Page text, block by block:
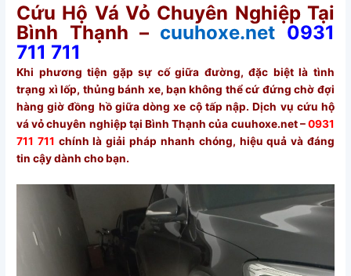
Cứu Hộ Vá Vỏ Chuyên Nghiệp Tại
Bình Thạnh – cuuhoxe.net 0931
711 711
Khi phương tiện gặp sự cố giữa đường, đặc biệt là tình
trạng xì lốp, thủng bánh xe, bạn không thể cứ đứng chờ đợi
hàng giờ đồng hồ giữa dòng xe cộ tấp nập. Dịch vụ cứu hộ
vá vỏ chuyên nghiệp tại Bình Thạnh của cuuhoxe.net– 0931
711 711 chính là giải pháp nhanh chóng, hiệu quả và đáng
tin cậy dành cho bạn.